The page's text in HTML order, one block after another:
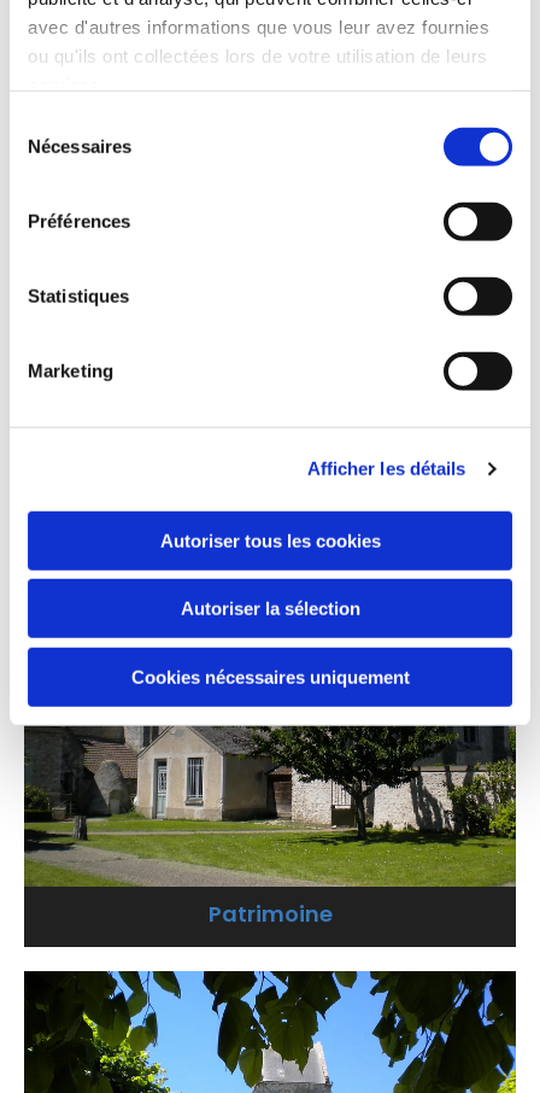
avec d'autres informations que vous leur avez fournies
ou qu'ils ont collectées lors de votre utilisation de leurs
Nécessaires
Préférences
Statistiques
Marketing
Afficher les détails
Autoriser tous les cookies
Autoriser la sélection
Cookies nécessaires uniquement
Patrimoine